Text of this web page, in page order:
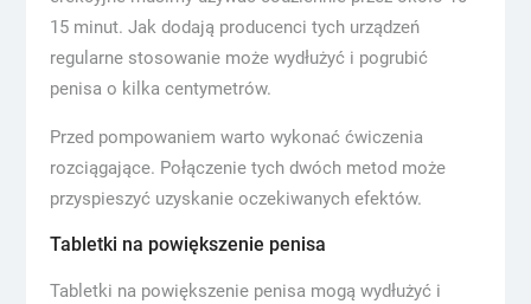
15 minut. Jak dodają producenci tych urządzeń
regularne stosowanie może wydłużyć i pogrubić
penisa o kilka centymetrów.
Przed pompowaniem warto wykonać ćwiczenia
rozciągające. Połączenie tych dwóch metod może
przyspieszyć uzyskanie oczekiwanych efektów.
Tabletki na powiększenie penisa
Tabletki na powiększenie penisa mogą wydłużyć i